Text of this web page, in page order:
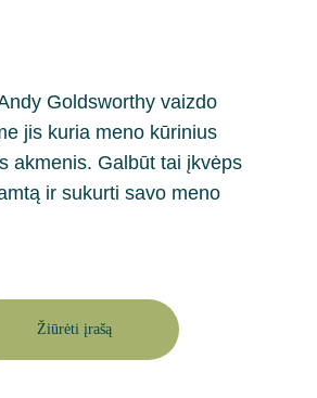
Goldsworthy vaizdo
jis kuria meno kūrinius
akmenis. Galbūt tai įkvėps
ir sukurti savo meno
Žiūrėti įrašą